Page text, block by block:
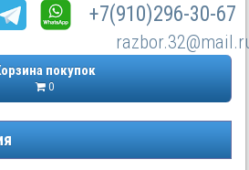
+7(910)296-30-67
покупок
0